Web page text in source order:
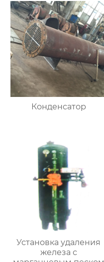
Конденсатор
Установка удаления
железа с